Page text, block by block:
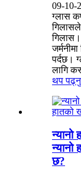
09-10-
ग्लास
पर्दछ।
लागि
थप
न्यानो
न्यानो
छ?